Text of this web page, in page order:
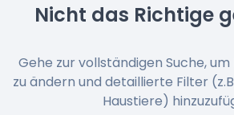
Nicht das Richtige
Gehe zur vollständigen Suche,
zu ändern und detaillierte Filter
Haustiere)